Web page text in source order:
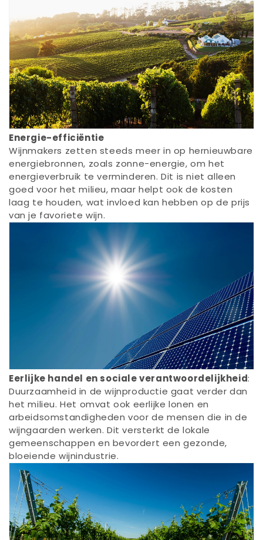
Energie-efficiëntie
Wijnmakers zetten steeds meer in op hernieuwbare
energiebronnen, zoals zonne-energie, om het
energieverbruik te verminderen. Dit is niet alleen
goed voor het milieu, maar helpt ook de kosten
laag te houden, wat invloed kan hebben op de prijs
van je favoriete wijn.
Eerlijke handel en sociale verantwoordelijkheid:
Duurzaamheid in de wijnproductie gaat verder dan
het milieu. Het omvat ook eerlijke lonen en
arbeidsomstandigheden voor de mensen die in de
wijngaarden werken. Dit versterkt de lokale
gemeenschappen en bevordert een gezonde,
bloeiende wijnindustrie.